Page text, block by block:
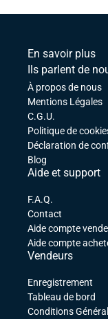
En savoir plus
Ils parlent de
À propos de nous
Mentions Légales
C.G.U.
Politique de
Déclaration de
Blog
Aide et support
F.A.Q.
Contact
Aide compte
Aide compte
Vendeurs
Enregistrement
Tableau de bord
Conditions